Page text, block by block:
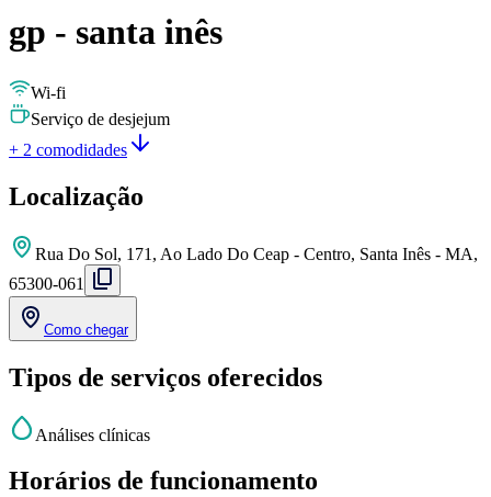
gp - santa inês
Wi-fi
Serviço de desjejum
+ 2 comodidades
Localização
Rua Do Sol, 171, Ao Lado Do Ceap - Centro, Santa Inês - MA,
65300-061
Como chegar
Tipos de serviços oferecidos
Análises clínicas
Horários de funcionamento